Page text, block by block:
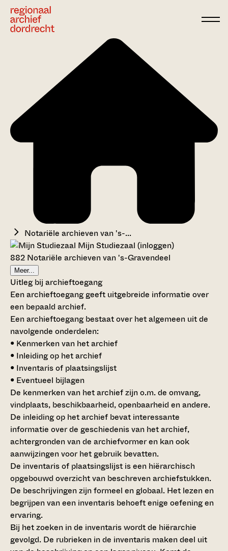
Notariële archieven van 's-...
Mijn Studiezaal (inloggen)
882 Notariële archieven van 's-Gravendeel
Meer...
Uitleg bij archieftoegang
Een archieftoegang geeft uitgebreide informatie over
een bepaald archief.
Een archieftoegang bestaat over het algemeen uit de
navolgende onderdelen:
• Kenmerken van het archief
• Inleiding op het archief
• Inventaris of plaatsingslijst
• Eventueel bijlagen
De kenmerken van het archief zijn o.m. de omvang,
vindplaats, beschikbaarheid, openbaarheid en andere.
De inleiding op het archief bevat interessante
informatie over de geschiedenis van het archief,
achtergronden van de archiefvormer en kan ook
aanwijzingen voor het gebruik bevatten.
De inventaris of plaatsingslijst is een hiërarchisch
opgebouwd overzicht van beschreven archiefstukken.
De beschrijvingen zijn formeel en globaal. Het lezen en
begrijpen van een inventaris behoeft enige oefening en
ervaring.
Bij het zoeken in de inventaris wordt de hiërarchie
gevolgd. De rubrieken in de inventaris maken deel uit